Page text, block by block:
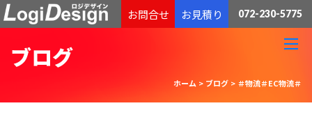
通販物流専門 低価格・発送代行のロジデザイン
お問合せ お見積り 072-230-5775
ブログ
ホーム > ブログ > ＃物流＃EC物流＃